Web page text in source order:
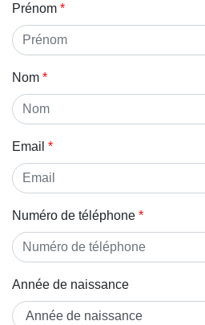
Prénom
Nom
Email
Numéro de téléphone
Année de naissance